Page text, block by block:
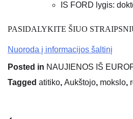
IS FORD lygis:
PASIDALYKITE ŠIUO
Nuoroda į informacijos šaltinį
Posted in NAUJIENOS IŠ
Tagged atitiko, Aukštojo, mokslo,